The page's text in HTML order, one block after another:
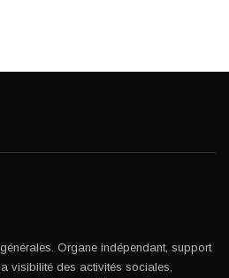
Organe indépendant, support
visibilité des activités sociales,